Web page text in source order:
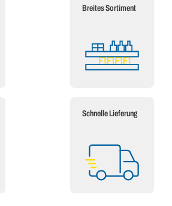
Breites Sortiment
Schnelle Lieferung